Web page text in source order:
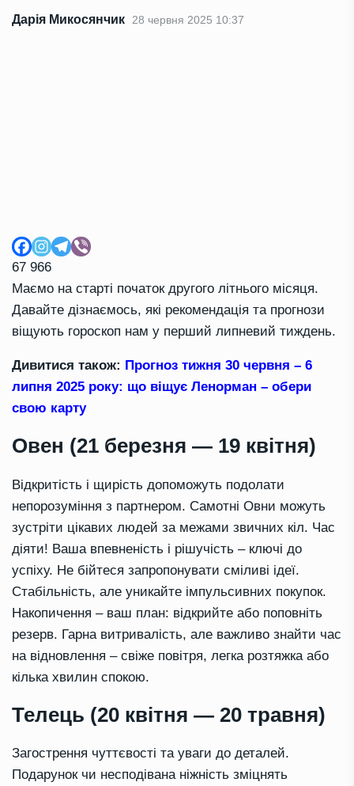
Дарія Микосянчик 28 червня 2025 10:37
67 966
Маємо на старті початок другого літнього місяця.
Давайте дізнаємось, які рекомендація та прогнози
віщують гороскоп нам у перший липневий тиждень.
Дивитися також: Прогноз тижня 30 червня – 6
липня 2025 року: що віщує Ленорман – обери
свою карту
Овен (21 березня — 19 квітня)
Відкритість і щирість допоможуть подолати
непорозуміння з партнером. Самотні Овни можуть
зустріти цікавих людей за межами звичних кіл. Час
діяти! Ваша впевненість і рішучість – ключі до
успіху. Не бійтеся запропонувати сміливі ідеї.
Стабільність, але уникайте імпульсивних покупок.
Накопичення – ваш план: відкрийте або поповніть
резерв. Гарна витривалість, але важливо знайти час
на відновлення – свіже повітря, легка розтяжка або
кілька хвилин спокою.
Телець (20 квітня — 20 травня)
Загострення чуттєвості та уваги до деталей.
Подарунок чи несподівана ніжність зміцнять